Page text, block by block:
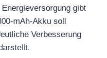
gibt
mAh-Akku soll
Verbesserung